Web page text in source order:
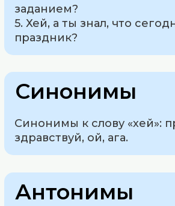
заданием?
5. Хей, а ты знал, что
праздник?
Синонимы
Синонимы к слову «хей»:
здравствуй, ой, ага.
Антонимы